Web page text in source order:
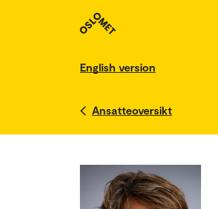
English version
Ansatteoversikt